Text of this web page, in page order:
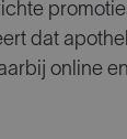
dat
online